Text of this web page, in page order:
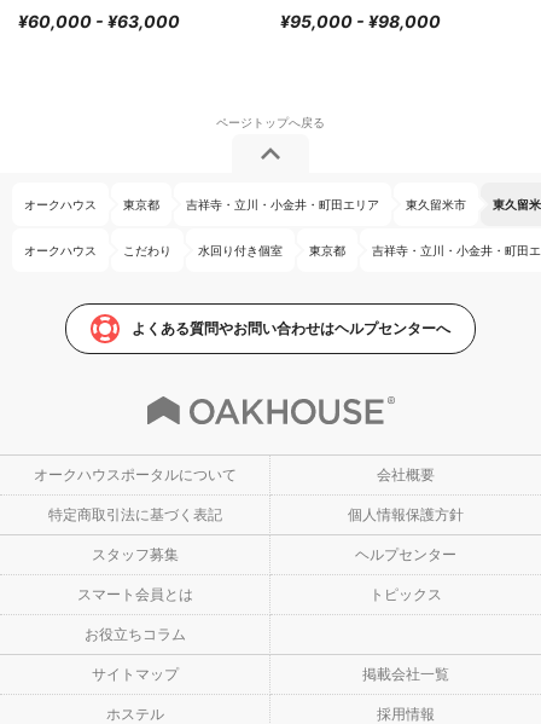
¥60,000 - ¥63,000 ¥95,000 - ¥98,000
オークハウス 東京都 吉祥寺・立川・小金井・町田エリア 東久留米市 東久留
オークハウス こだわり 水回り付き個室 東京都 吉祥寺・立川・小金井・町田
よくある質問やお問い合わせはヘルプセンターへ
オークハウスポータルについて 会社概要
特定商取引法に基づく表記 個人情報保護方針
スタッフ募集 ヘルプセンター
スマート会員とは トピックス
お役立ちコラム
サイトマップ 掲載会社一覧
ホステル 採用情報